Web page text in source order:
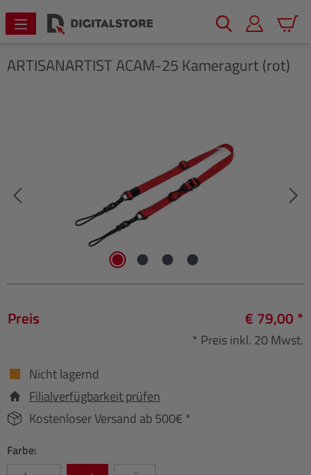
springen
ARTISANARTISTACAM-25 Kameragurt (rot)
Preis € 79,00 *
* Preis inkl. 20 Mwst.
Nicht lagernd
Filialverfügbarkeit prüfen
Kostenloser Versand ab 500€ *
Farbe: